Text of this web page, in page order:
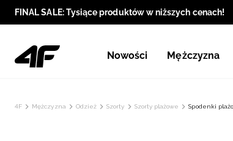
FINAL SALE: Tysiące produktów w niższych cenach!
Nowości Mężczyzna
4F Mężczyzna Odzież Szorty Szorty plażowe Spodenki